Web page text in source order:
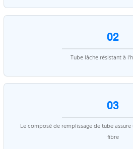
02
Tube lâche résistant à
03
Le composé de remplissage de tube
fibre